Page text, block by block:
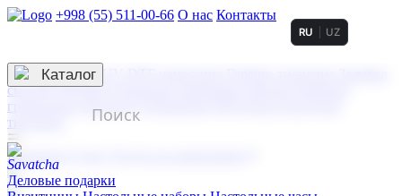
+998 (55) 511-00-66 О нас Контакты
3D гравировка
смолой (Doming)
гравировка твердая
тиснение
RU UZ
☰
Контакты
Каталог
Деловые подарки